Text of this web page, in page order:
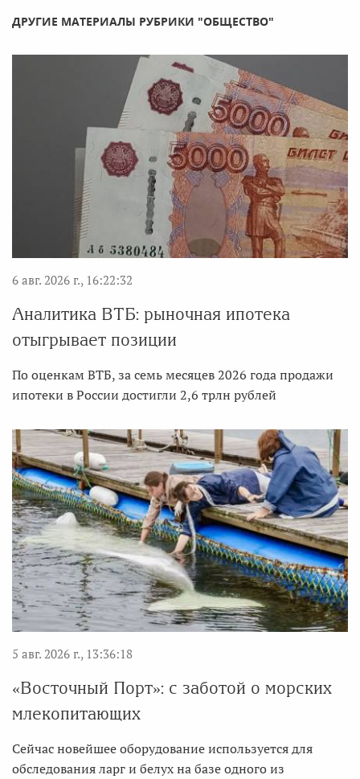
ДРУГИЕ МАТЕРИАЛЫ РУБРИКИ "ОБЩЕСТВО"
6 авг. 2026 г., 16:22:32
Аналитика ВТБ: рыночная ипотека
отыгрывает позиции
По оценкам ВТБ, за семь месяцев 2026 года продажи
ипотеки в России достигли 2,6 трлн рублей
5 авг. 2026 г., 13:36:18
«Восточный Порт»: с заботой о морских
млекопитающих
Сейчас новейшее оборудование используется для
обследования ларг и белух на базе одного из